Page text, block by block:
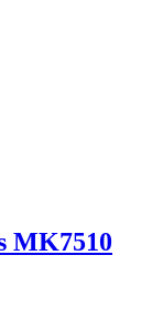
MK7510